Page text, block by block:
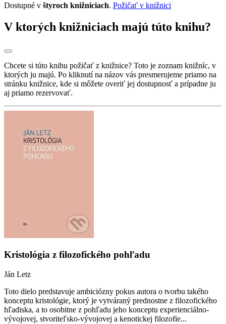
Dostupné v štyroch knižniciach. Požičať v knižnici
V ktorých knižniciach majú túto knihu?
Chcete si túto knihu požičať z knižnice? Toto je zoznam knižníc, v
ktorých ju majú. Po kliknutí na názov vás presmerujeme priamo na
stránku knižnice, kde si môžete overiť jej dostupnosť a prípadne ju
aj priamo rezervovať.
Kristológia z filozofického pohľadu
Ján Letz
Toto dielo predstavuje ambiciózny pokus autora o tvorbu takého
konceptu kristológie, ktorý je vytváraný prednostne z filozofického
hľadiska, a to osobitne z pohľadu jeho konceptu experienciálno-
vývojovej, stvoriteľsko-vývojovej a kenotickej filozofie...